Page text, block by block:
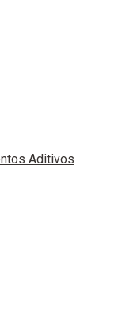
Aditivos